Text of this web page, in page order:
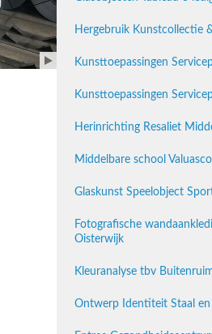
Hergebruik Kunstcollectie
Kunsttoepassingen
Kunsttoepassingen
Herinrichting Resaliet
Middelbare school
Glaskunst Speelobject
Fotografische
Oisterwijk
Kleuranalyse tbv
Ontwerp Identiteit Staal en